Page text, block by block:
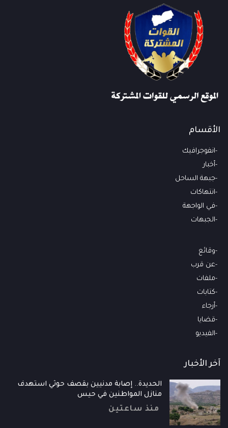
الأقسام
انفوجرافيك
أخبار
جبهة الساحل
انتهاكات
في الواجهة
الجبهات
وقائع
عن قرب
ملفات
كتابات
أرجاء
قضايا
الفيديو
آخر الأخبار
الحديدة.. إصابة مدنيين بقصف حوثي استهدف
منازل المواطنين في حيس
منذ ساعتين